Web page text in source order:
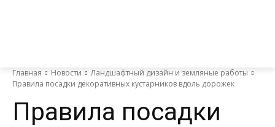
Главная Новости
Ландшафтный дизайн и земляные работы
Правила посадки декоративных кустарников вдоль дорожек
Правила посадки